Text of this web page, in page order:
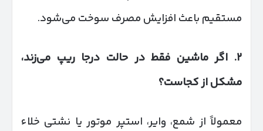
مستقیم باعث افزایش مصرف سوخت می‌شود.
۲. اگر ماشین فقط در حالت درجا ریپ می‌زند،
مشکل از کجاست؟
معمولاً از شمع، وایر، استپر موتور یا نشتی خلاء